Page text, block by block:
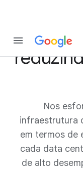
Como
Nos
infraestrutura
em termos de
cada data
de alto